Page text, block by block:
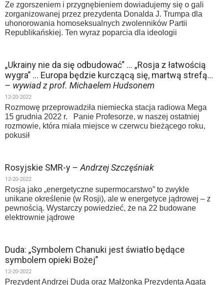
Ze zgorszeniem i przygnębieniem dowiadujemy się o gali
zorganizowanej przez prezydenta Donalda J. Trumpa dla
uhonorowania homoseksualnych zwolenników Partii
Republikańskiej. Ten wyraz poparcia dla ideologii
„Ukrainy nie da się odbudować” … „Rosja z łatwością
wygra” … Europa będzie kurczącą się, martwą strefą…
– wywiad z prof. Michaelem Hudsonem
12-20-2022
Rozmowę przeprowadziła niemiecka stacja radiowa Mega
15 grudnia 2022 r. Panie Profesorze, w naszej ostatniej
rozmowie, która miała miejsce w czerwcu bieżącego roku,
pokusił
Rosyjskie SMR-y – Andrzej Szczęśniak
12-20-2022
Rosja jako „energetyczne supermocarstwo” to zwykle
unikane określenie (w Rosji), ale w energetyce jądrowej – z
pewnością. Wystarczy powiedzieć, że na 22 budowane
elektrownie jądrowe
Duda: „Symbolem Chanuki jest światło będące
symbolem opieki Bożej”
12-20-2022
Prezydent Andrzej Duda oraz Małżonka Prezydenta Agata